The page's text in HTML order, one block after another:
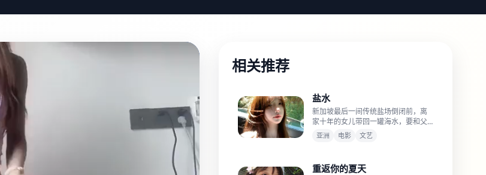
相关推荐
盐水
新加坡最后一间传统盐场倒闭前，离
家十年的女儿带回一罐海水，要和父
亲重新制盐。
亚洲 电影 文艺
重返你的夏天